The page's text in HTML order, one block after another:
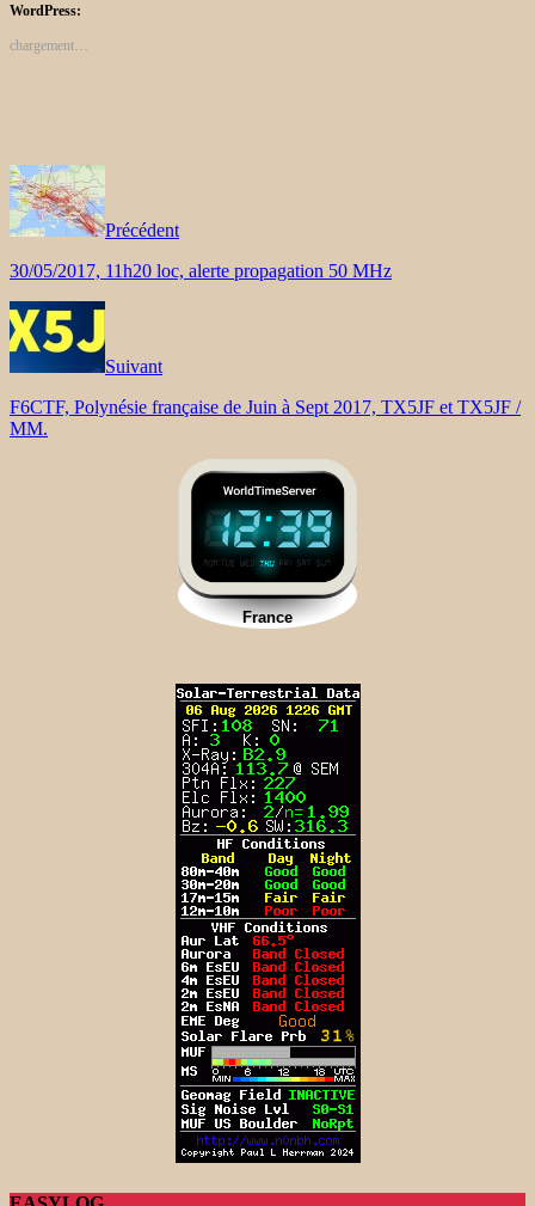
WordPress:
chargement…
Précédent
30/05/2017, 11h20 loc, alerte propagation 50 MHz
Suivant
F6CTF, Polynésie française de Juin à Sept 2017, TX5JF et TX5JF /
MM.